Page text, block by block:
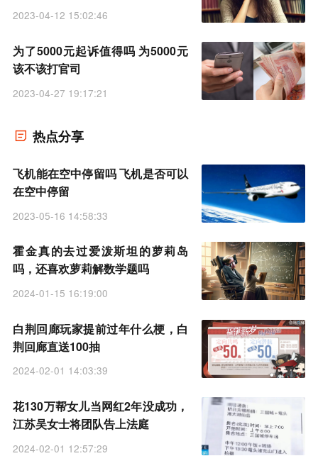
2023-04-12 15:02:46
为了5000元起诉值得吗 为5000元
该不该打官司
2023-04-27 19:17:21
热点分享
飞机能在空中停留吗 飞机是否可以
在空中停留
2023-05-16 14:58:33
霍金真的去过爱泼斯坦的萝莉岛
吗，还喜欢萝莉解数学题吗
2024-01-15 16:19:00
白荆回廊玩家提前过年什么梗，白
荆回廊直送100抽
2024-02-01 14:03:39
花130万帮女儿当网红2年没成功，
江苏吴女士将团队告上法庭
2024-02-01 12:57:29